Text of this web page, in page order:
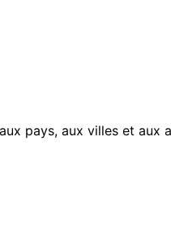
pays, aux villes et